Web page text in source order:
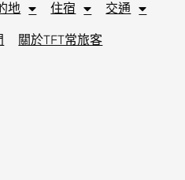
地 住宿 交通
關於TFT常旅客